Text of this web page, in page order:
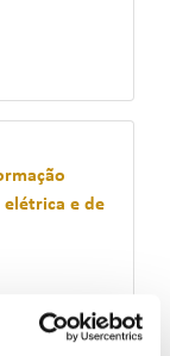
elétrica e de